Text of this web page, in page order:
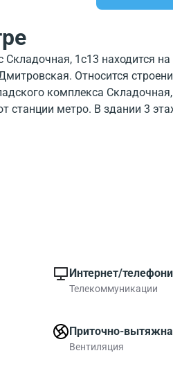
1с13 находится
Относится
комплекса
станции метро. В здании 3
комплекса Skladochnaya
Интернет/
Телекоммуникации
Приточно-
Вентиляция